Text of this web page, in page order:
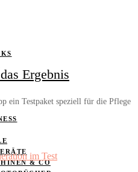
& CO
Ergebnis
ein Testpaket speziell für die Pflege